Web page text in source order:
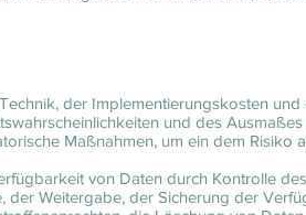
der Implementierungskosten und
und des
Maßnahmen, um ein dem Risiko
von Daten durch Kontrolle
der Weitergabe, der Sicherung der